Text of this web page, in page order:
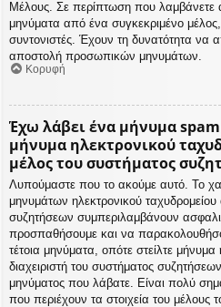
Μέλους. Σε περίπτωση που λαμβάνετε
μηνύματα από ένα συγκεκριμένο
συντονιστές. Έχουν τη δυνατότητα να
αποστολή προσωπικών μηνυμάτων.
Κορυφή
Έχω λάβει ένα μήνυμα
μήνυμα ηλεκτρονικού
μέλος του συστήματος
Λυπούμαστε που το ακούμε αυτό. Το
μηνυμάτων ηλεκτρονικού
συζητήσεων συμπεριλαμβάνουν
προσπαθήσουμε και να
τέτοια μηνύματα, οπότε στείλτε
διαχειριστή του συστήματος
μηνύματος που λάβατε. Είναι πολύ
που περιέχουν τα στοιχεία του μέλους